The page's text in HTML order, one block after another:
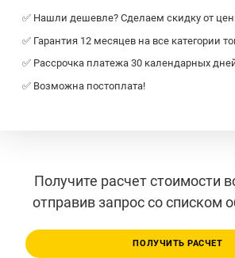
✅ Нашли дешевле? Сделаем скидку от
✅ Гарантия 12 месяцев на все категории
✅ Рассрочка платежа 30 календарных
✅ Возможна постоплата!
Получите расчет стоимости
отправив запрос со списком
ПОЛУЧИТЬ РАСЧЕТ